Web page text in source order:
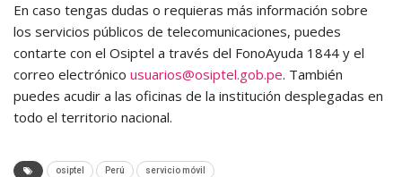
En caso tengas dudas o requieras más información sobre
los servicios públicos de telecomunicaciones, puedes
contarte con el Osiptel a través del FonoAyuda 1844 y el
correo electrónico usuarios@osiptel.gob.pe. También
puedes acudir a las oficinas de la institución desplegadas en
todo el territorio nacional.
osiptel Perú servicio móvil